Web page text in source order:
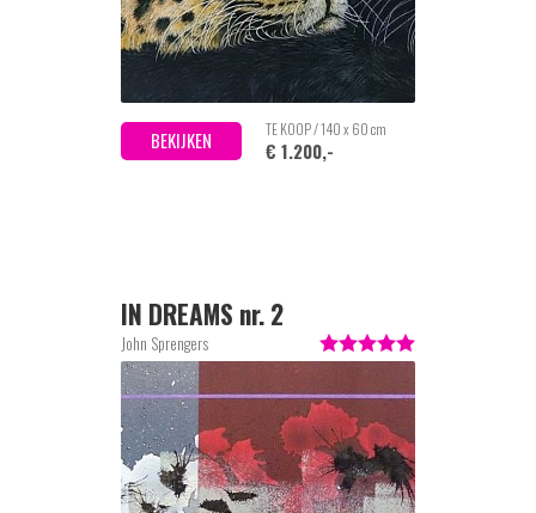
BEKIJKEN TE KOOP / 140 x 60 cm
€ 1.200,-
IN DREAMS nr. 2
John Sprengers